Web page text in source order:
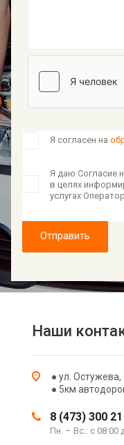
Я согласен на
Я даю Согласие
в целях
услугах
Отправить
Наши
● ул. Остужева,
● 5км
8 (473) 300
Пн. – Вс.: с 08:00